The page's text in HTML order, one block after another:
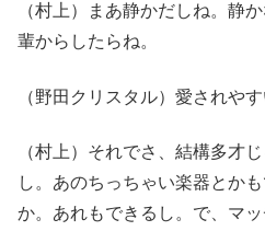
（村上）まあ静かだしね。静
輩からしたらね。
（野田クリスタル）愛されや
（村上）それでさ、結構多才
し。あのちっちゃい楽器とか
か。あれもできるし。で、マ